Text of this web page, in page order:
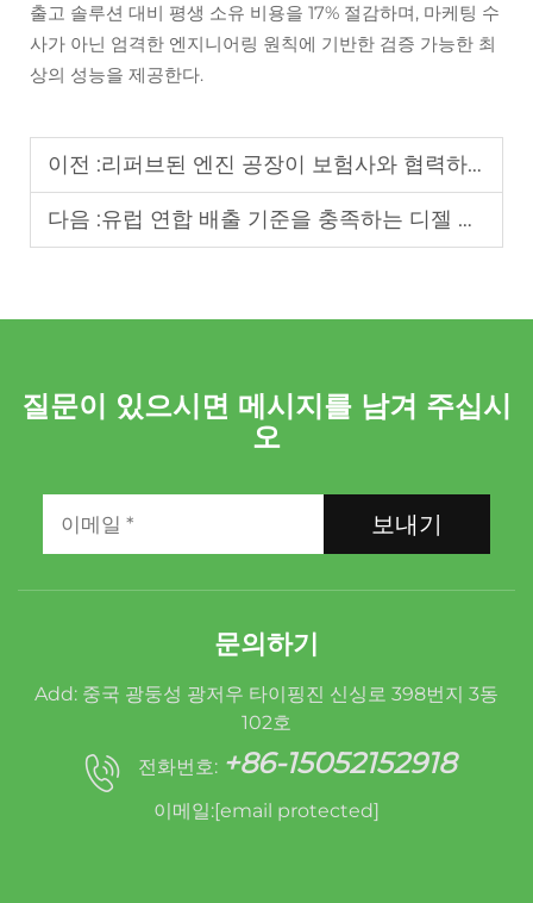
출고 솔루션 대비 평생 소유 비용을 17% 절감하며, 마케팅 수
사가 아닌 엄격한 엔지니어링 원칙에 기반한 검증 가능한 최
상의 성능을 제공한다.
이전 :리퍼브된 엔진 공장이 보험사와 협력하는 방법: 비용 절감 및 품질 보장
다음 :유럽 연합 배출 기준을 충족하는 디젤 엔진: 오루이드 카탈로그
질문이 있으시면 메시지를 남겨 주십시
오
보내기
문의하기
Add: 중국 광둥성 광저우 타이핑진 신싱로 398번지 3동
102호
전화번호: +86-15052152918
이메일:[email protected]